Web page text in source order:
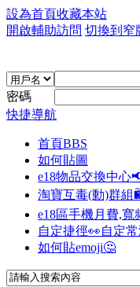
設為首頁收藏本站
開啟輔助訪問 切換到窄
密碼
快捷導航
首頁BBS
如何貼圖
e18物品交換中心
淘寶互毒(動)群
e18區手機月費,
自定捷徑👀自定
如何貼emoji🤔